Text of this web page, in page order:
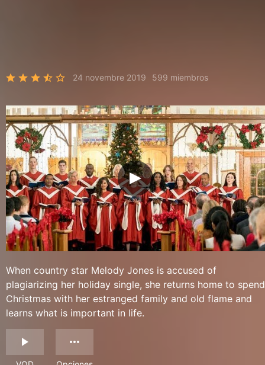
24 novembre 2019 599 miembros
When country star Melody Jones is accused of
plagiarizing her holiday single, she returns home to spend
Christmas with her estranged family and old flame and
learns what is important in life.